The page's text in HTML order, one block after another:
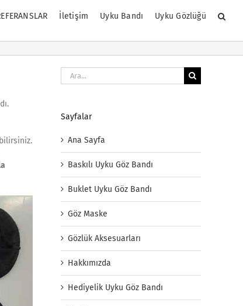
İletişim Uyku Bandı Uyku Gözlüğü
Ara:
Sayfalar
Ana Sayfa
Baskılı Uyku Göz Bandı
Buklet Uyku Göz Bandı
Göz Maske
Gözlük Aksesuarları
Hakkımızda
Hediyelik Uyku Göz Bandı